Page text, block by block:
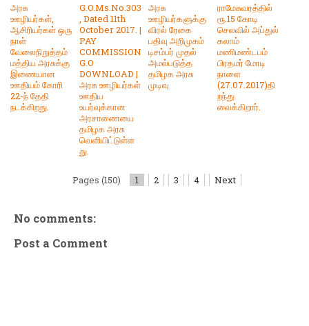
அரசு
ஊழியர்கள்,
ஆசிரியர்கள் ஒரு
நாள்
வேலைநிறுத்தம்
மத்திய அரசுக்கு
இணையான
ஊதியம் கோரி
22-ந் தேதி
நடக்கிறது.
G.O.Ms.No.303
, Dated 11th
October 2017. |
PAY
COMMISSION
G.O
DOWNLOAD |
அரசு ஊழியர்கள்
ஊதிய
உயர்வுக்கான
அரசாணையை
தமிழக அரசு
வெளியிட்டுள்ள
து.
அரசு
ஊழியர்களுக்கு
விரல் ரேகை
பதிவு அறிமுகம்
டிசம்பர் முதல்
அமல்படுத்த
தமிழக அரசு
முடிவு
ராமேசுவரத்தில்
ரூ.15 கோடி
செலவில் அப்துல்
கலாம்
மணிமண்டபம்
பிரதமர் மோடி
நாளை
(27.07.2017)தி
றந்து
வைக்கிறார்.
Pages (150) 1 2 3 4 Next
No comments:
Post a Comment